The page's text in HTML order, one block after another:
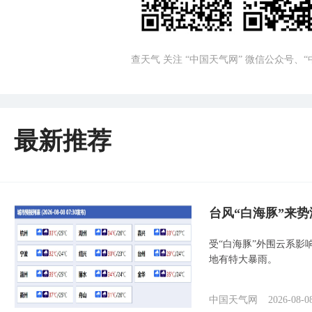
查天气 关注 “中国天气网” 微信公众号、
最新推荐
台风“白海豚”来
受“白海豚”外围云系影
地有特大暴雨。
中国天气网 2026-08-